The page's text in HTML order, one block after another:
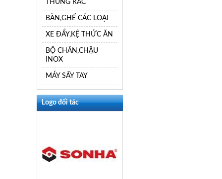
THÙNG RÁC
BÀN,GHẾ CÁC LOẠI
XE ĐẨY,KỆ THỨC ĂN
BỘ CHÂN,CHẬU
INOX
MÁY SẤY TAY
Logo đối tác